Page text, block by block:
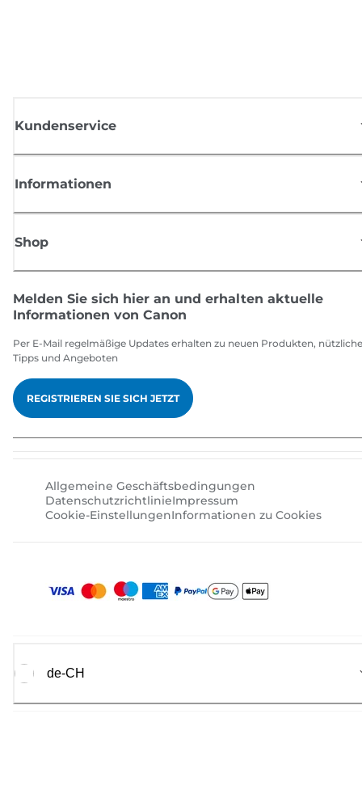
Kundenservice
Informationen
Shop
Melden Sie sich hier an und erhalten aktuelle
Informationen von Canon
Per E-Mail regelmäßige Updates erhalten zu neuen Produkten,
Tipps und Angeboten
REGISTRIEREN SIE SICH JETZT
Allgemeine Geschäftsbedingungen
DatenschutzrichtlinieImpressum
Cookie-EinstellungenInformationen zu Cookies
de-CH